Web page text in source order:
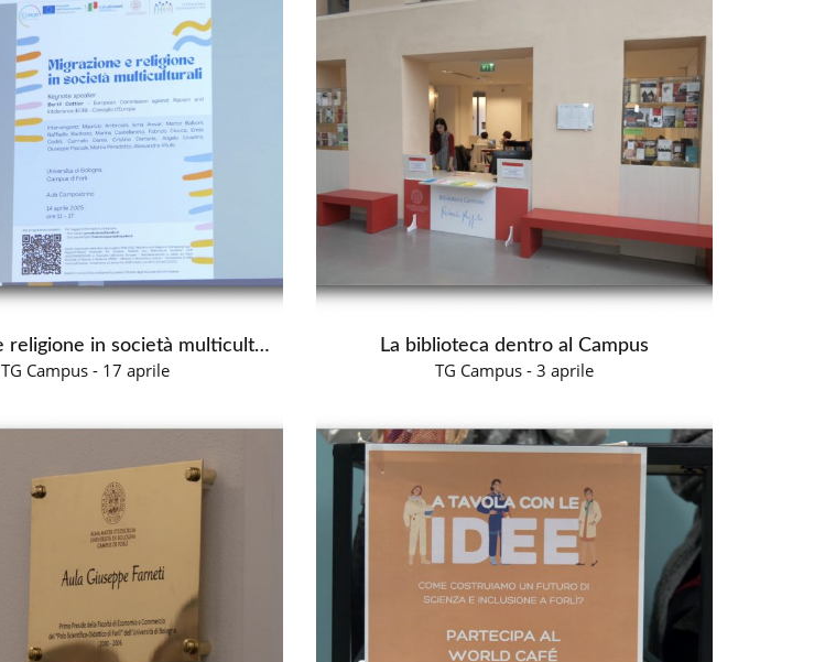
Migrazione e religione in società multiculturali
TG Campus - 17 aprile
La biblioteca dentro al Campus
TG Campus - 3 aprile